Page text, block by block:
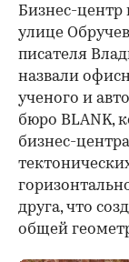
Бизнес-центр
улице
писателя
назвали
ученого и
бюро BLANK,
бизнес-
друга, что
общей